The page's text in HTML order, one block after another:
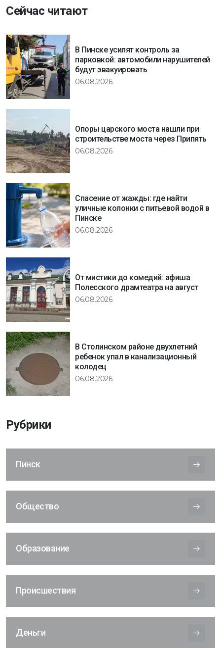
Сейчас читают
В Пинске усилят контроль за
парковкой: автомобили нарушителей
будут эвакуировать
06.08.2026
Опоры царского моста нашли при
строительстве моста через Припять
06.08.2026
Спасение от жажды: где найти
уличные колонки с питьевой водой в
Пинске
06.08.2026
От мистики до комедий: афиша
Полесского драмтеатра на август
06.08.2026
В Столинском районе двухлетний
ребенок упал в канализационный
колодец
06.08.2026
Рубрики
Пинск
Общество
Образование
Происшествия
Деньги